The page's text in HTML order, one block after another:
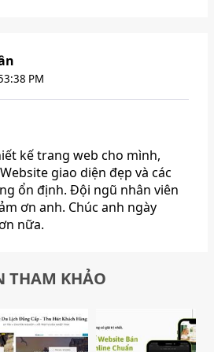
PM
kế trang web cho mình,
giao diện đẹp và các
ổn định. Đội ngũ nhân viên
ơn anh. Chúc anh ngày
nữa.
THAM KHẢO